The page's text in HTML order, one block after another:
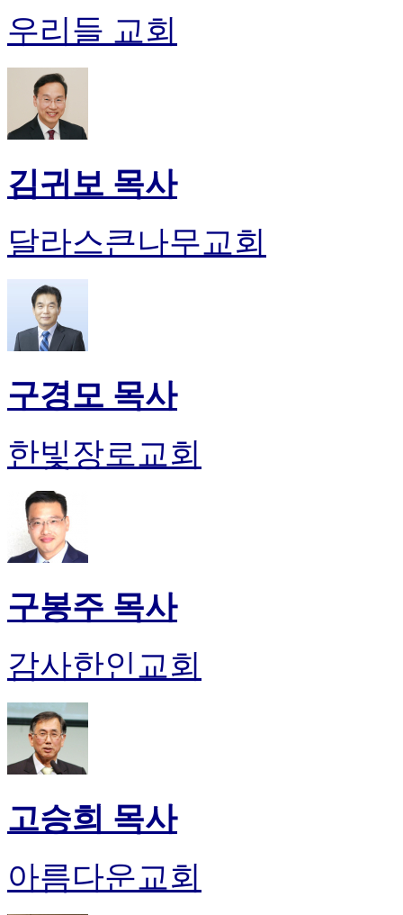
우리들 교회
김귀보 목사
달라스큰나무교회
구경모 목사
한빛장로교회
구봉주 목사
감사한인교회
고승희 목사
아름다운교회